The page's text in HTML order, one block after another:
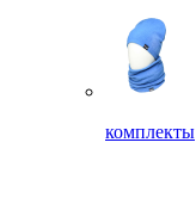
комплекты